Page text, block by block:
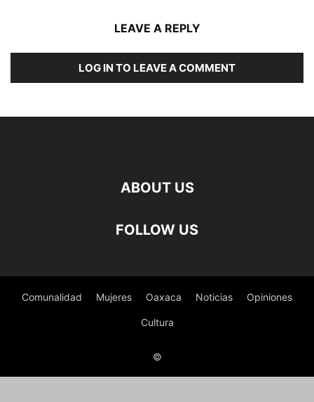
LEAVE A REPLY
LOG IN TO LEAVE A COMMENT
ABOUT US
FOLLOW US
Comunalidad Mujeres Oaxaca Noticias Opiniones
Cultura
©